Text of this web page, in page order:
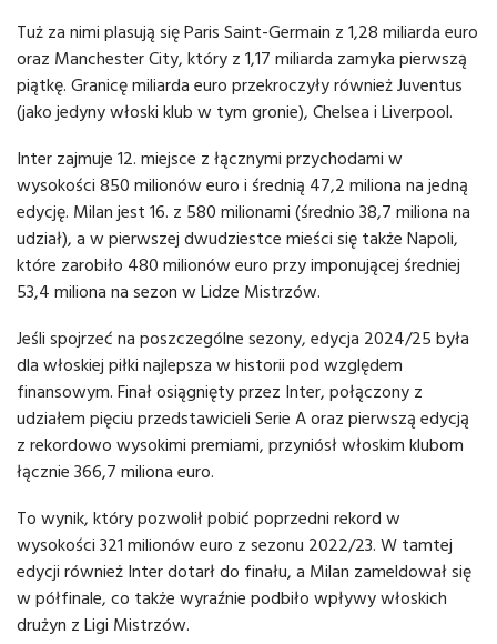
Tuż za nimi plasują się Paris Saint-Germain z 1,28 miliarda euro
oraz Manchester City, który z 1,17 miliarda zamyka pierwszą
piątkę. Granicę miliarda euro przekroczyły również Juventus
(jako jedyny włoski klub w tym gronie), Chelsea i Liverpool.
Inter zajmuje 12. miejsce z łącznymi przychodami w
wysokości 850 milionów euro i średnią 47,2 miliona na jedną
edycję. Milan jest 16. z 580 milionami (średnio 38,7 miliona na
udział), a w pierwszej dwudziestce mieści się także Napoli,
które zarobiło 480 milionów euro przy imponującej średniej
53,4 miliona na sezon w Lidze Mistrzów.
Jeśli spojrzeć na poszczególne sezony, edycja 2024/25 była
dla włoskiej piłki najlepsza w historii pod względem
finansowym. Finał osiągnięty przez Inter, połączony z
udziałem pięciu przedstawicieli Serie A oraz pierwszą edycją
z rekordowo wysokimi premiami, przyniósł włoskim klubom
łącznie 366,7 miliona euro.
To wynik, który pozwolił pobić poprzedni rekord w
wysokości 321 milionów euro z sezonu 2022/23. W tamtej
edycji również Inter dotarł do finału, a Milan zameldował się
w półfinale, co także wyraźnie podbiło wpływy włoskich
drużyn z Ligi Mistrzów.